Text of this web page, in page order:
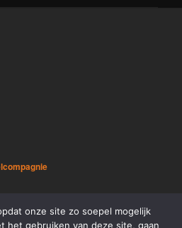
onze site zo soepel mogelijk
het gebruiken van deze site, gaan